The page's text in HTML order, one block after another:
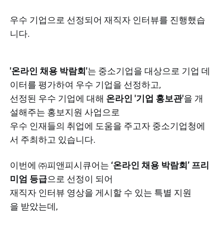
우수 기업으로 선정되어 재직자 인터뷰를 진행했습
니다.
'온라인 채용 박람회'는 중소기업을 대상으로 기업 데
이터를 평가하여 우수 기업을 선정하고,
선정된 우수 기업에 대해 온라인 '기업 홍보관'을 개
설해주는 홍보지원 사업으로
우수 인재들의 취업에 도움을 주고자 중소기업청에
서 주최하고 있습니다.​
이번에 ㈜피앤피시큐어는 ‘온라인 채용 박람회’ 프리
미엄 등급으로 선정이 되어
재직자 인터뷰 영상을 게시할 수 있는 특별 지원
을 받았는데,